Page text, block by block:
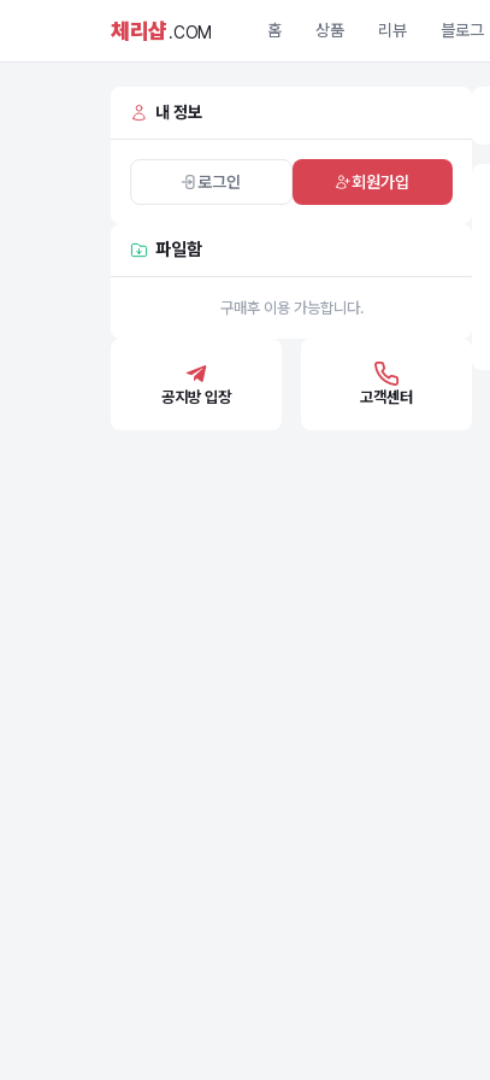
체리샵.COM 홈 상품 리뷰 블로그
내 정보
로그인 회원가입
파일함
구매후 이용 가능합니다.
공지방 입장 고객센터